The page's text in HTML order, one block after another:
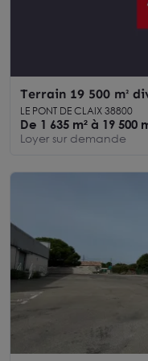
Terrain 19 500 m²
LE PONT DE CLAIX 38800
De 1 635 m² à 19 500
Loyer sur demande